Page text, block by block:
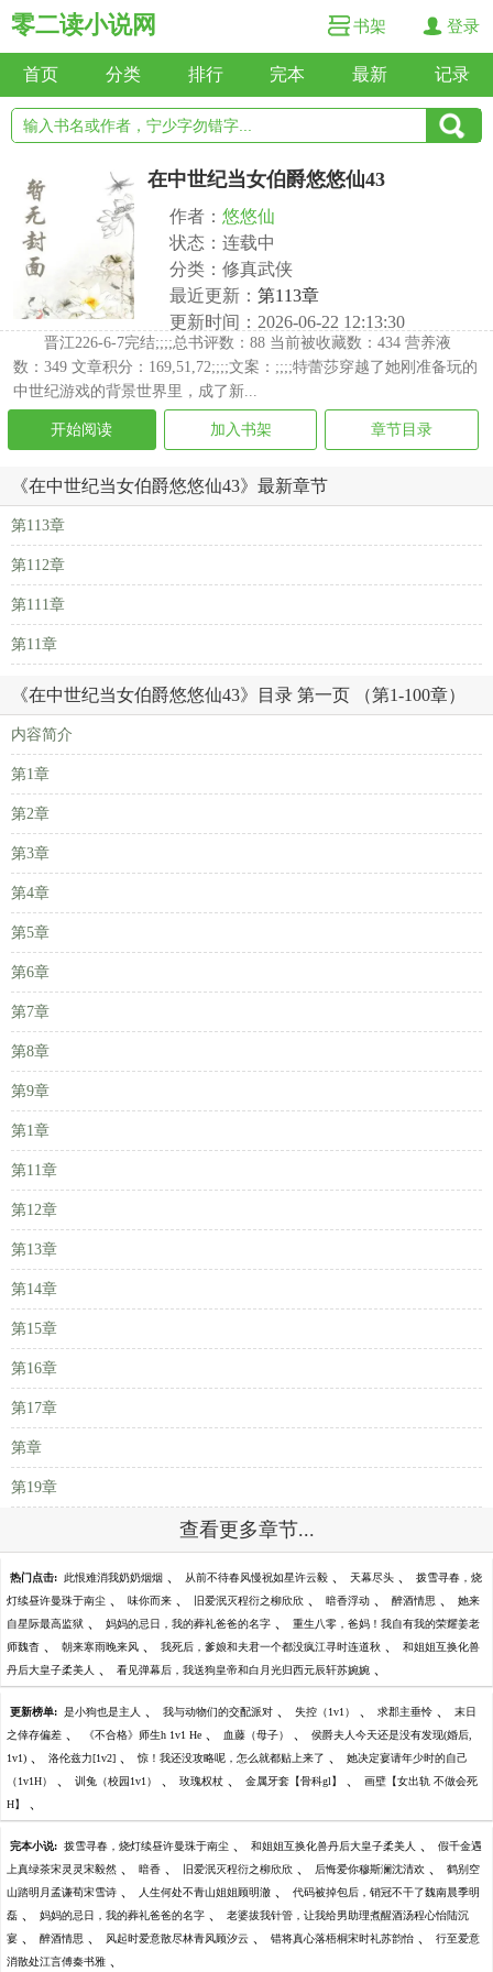
零二读小说网 书架 登录
首页 分类 排行 完本 最新 记录
在中世纪当女伯爵悠悠仙43
作者： 悠悠仙
状态：连载中
分类：修真武侠
最近更新： 第113章
更新时间：2026-06-22 12:13:30
晋江226-6-7完结;;;;总书评数：88 当前被收藏数：434 营养液
数：349 文章积分：169,51,72;;;;文案：;;;;特蕾莎穿越了她刚准备玩的
中世纪游戏的背景世界里，成了新...
开始阅读 加入书架 章节目录
《在中世纪当女伯爵悠悠仙43》最新章节
第113章
第112章
第111章
第11章
《在中世纪当女伯爵悠悠仙43》目录 第一页 （第1-100章）
内容简介
第1章
第2章
第3章
第4章
第5章
第6章
第7章
第8章
第9章
第1章
第11章
第12章
第13章
第14章
第15章
第16章
第17章
第章
第19章
查看更多章节...
热门点击: 此恨难消我奶奶烟烟 、 从前不待春风慢祝如星许云毅 、 天幕尽头 、 拨雪寻春，烧
灯续昼许曼珠于南尘 、 味你而来 、 旧爱泯灭程衍之柳欣欣 、 暗香浮动 、 醉酒情思 、 她来
自星际最高监狱 、 妈妈的忌日，我的葬礼爸爸的名字 、 重生八零，爸妈！我自有我的荣耀姜老
师魏杳 、 朝来寒雨晚来风 、 我死后，爹娘和夫君一个都没疯江寻时连道秋 、 和姐姐互换化兽
丹后大皇子柔美人 、 看见弹幕后，我送狗皇帝和白月光归西元辰轩苏婉婉 、
更新榜单: 是小狗也是主人 、 我与动物们的交配派对 、 失控（1v1） 、 求郡主垂怜 、 末日
之倖存偏差 、 《不合格》师生h 1v1 He 、 血藤（母子） 、 侯爵夫人今天还是没有发现(婚后,
1v1) 、 洛伦兹力[1v2] 、 惊！我还没攻略呢，怎么就都贴上来了 、 她决定宴请年少时的自己
（1v1H） 、 训兔（校园1v1） 、 玫瑰权杖 、 金属牙套【骨科gl】 、 画壁【女出轨 不做会死
H】 、
完本小说: 拨雪寻春，烧灯续昼许曼珠于南尘 、 和姐姐互换化兽丹后大皇子柔美人 、 假千金遇
上真绿茶宋灵灵宋毅然 、 暗香 、 旧爱泯灭程衍之柳欣欣 、 后悔爱你穆斯澜沈清欢 、 鹤别空
山踏明月孟谦荀宋雪诗 、 人生何处不青山姐姐顾明澈 、 代码被掉包后，销冠不干了魏南晨季明
磊 、 妈妈的忌日，我的葬礼爸爸的名字 、 老婆拔我针管，让我给男助理煮醒酒汤程心怡陆沉
宴 、 醉酒情思 、 风起时爱意散尽林青风顾汐云 、 错将真心落梧桐宋时礼苏韵怡 、 行至爱意
消散处江言傅秦书雅 、